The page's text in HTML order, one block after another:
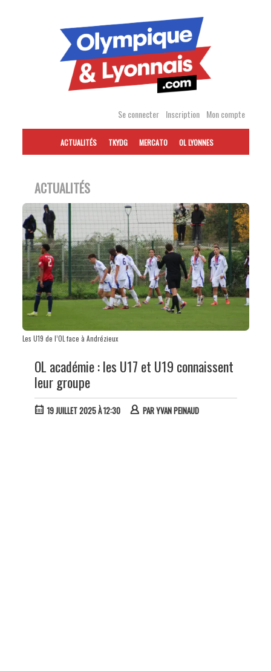
Se connecter Inscription Mon compte
ACTUALITÉS TKYDG MERCATO OL LYONNES
ACTUALITÉS
Les U19 de l’OL face à Andrézieux
OL académie : les U17 et U19 connaissent
leur groupe
19 JUILLET 2025 À 12:30 PARYVAN PEINAUD